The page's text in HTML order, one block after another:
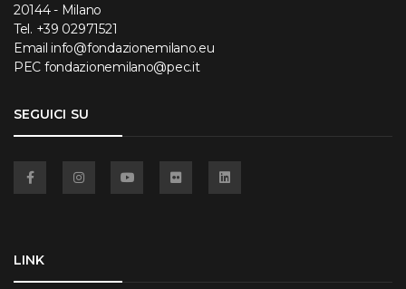
20144 - Milano
Tel. +39 02971521
Email info@fondazionemilano.eu
PEC fondazionemilano@pec.it
SEGUICI SU
LINK